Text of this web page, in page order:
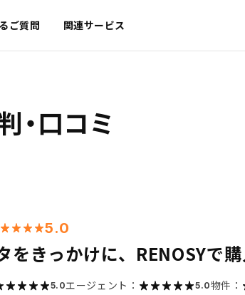
ご質問 関連サービス
・口コミ
5.0
をきっかけに、RENOSYで
5.0エージェント： 5.0物件：